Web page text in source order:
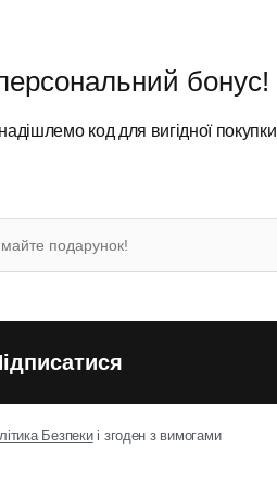
Характеристики
Країна походження
Матеріал покриття
бонус!
код для вигідної покупки
Безпекиі згоден з вимогами